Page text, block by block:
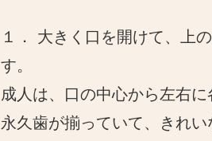
１． 大きく口を開けて、上
す。
成人は、口の中心から左右
永久歯が揃っていて、きれい